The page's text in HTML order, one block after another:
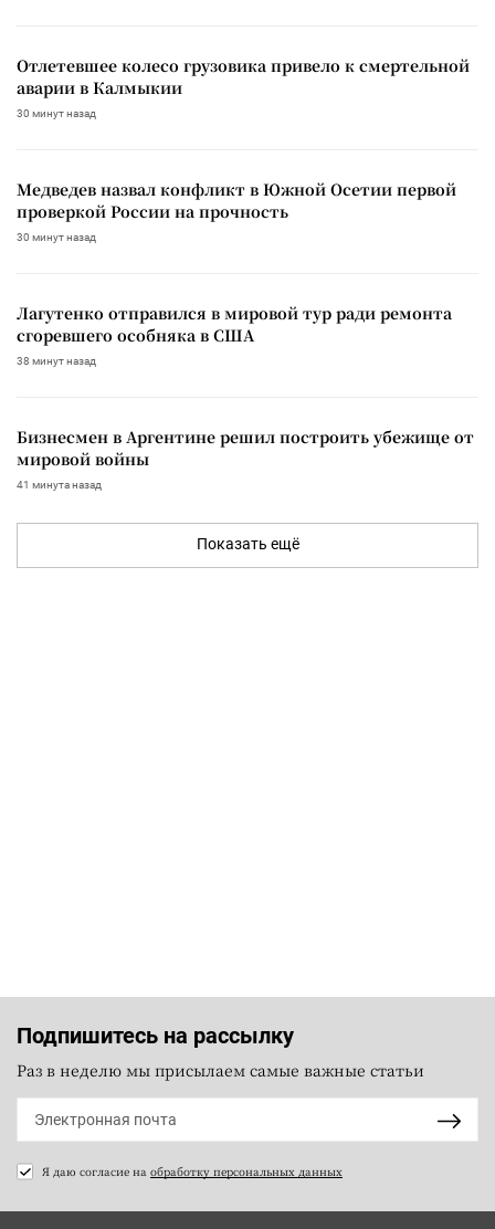
Отлетевшее колесо грузовика привело к смертельной
аварии в Калмыкии
30 минут назад
Медведев назвал конфликт в Южной Осетии первой
проверкой России на прочность
30 минут назад
Лагутенко отправился в мировой тур ради ремонта
сгоревшего особняка в США
38 минут назад
Бизнесмен в Аргентине решил построить убежище от
мировой войны
41 минута назад
Показать ещё
Подпишитесь на рассылку
Раз в неделю мы присылаем самые важные статьи
Я даю согласие на обработку персональных данных